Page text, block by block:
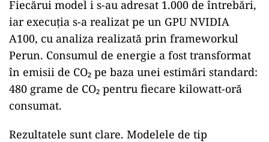
Fiecărui model i s-au adresat 1.000 de întrebări,
iar execuția s-a realizat pe un GPU NVIDIA
A100, cu analiza realizată prin frameworkul
Perun. Consumul de energie a fost transformat
în emisii de CO₂ pe baza unei estimări standard:
480 grame de CO₂ pentru fiecare kilowatt-oră
consumat.
Rezultatele sunt clare. Modelele de tip